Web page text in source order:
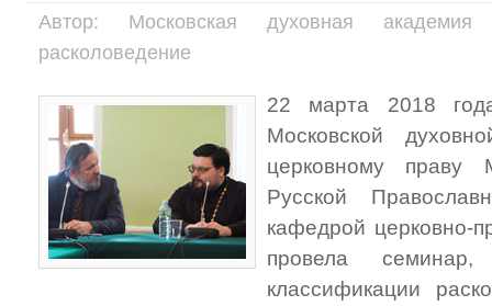
Автор: Московская духовная
расколоведение
22 марта 2018
Московской
церковному праву
Русской
кафедрой церковно-
провела
классификации